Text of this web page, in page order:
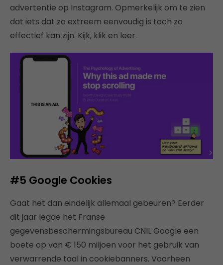
advertentie op Instagram. Opmerkelijk om te zien
dat iets dat zo extreem eenvoudig is toch zo
effectief kan zijn. Kijk, klik en leer.
#5 Google Cookies
Gaat het dan eindelijk allemaal gebeuren? Eerder
dit jaar legde het Franse
gegevensbeschermingsbureau CNIL Google een
boete op van € 150 miljoen voor het gebruik van
verwarrende taal in cookiebanners. Voorheen